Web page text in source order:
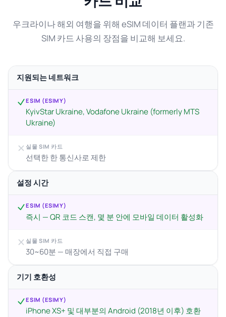
우크라이나 해외 여행을 위해 eSIM 데이터 플랜과 기존
SIM 카드 사용의 장점을 비교해 보세요.
지원되는 네트워크
ESIM (ESIMY)
KyivStar Ukraine, Vodafone Ukraine (formerly MTS
Ukraine)
실물 SIM 카드
선택한 한 통신사로 제한
설정 시간
ESIM (ESIMY)
즉시 — QR 코드 스캔, 몇 분 안에 모바일 데이터 활성화
실물 SIM 카드
30~60분 — 매장에서 직접 구매
기기 호환성
ESIM (ESIMY)
iPhone XS+ 및 대부분의 Android (2018년 이후) 호환